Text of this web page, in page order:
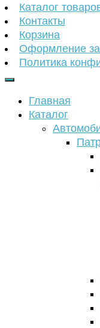
Каталог
Контакты
Корзина
Оформление
Политика
Главная
Каталог